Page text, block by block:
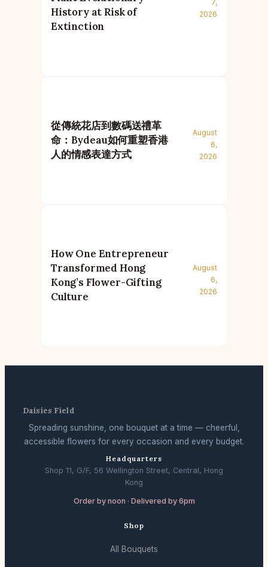
History at Risk of
Extinction
7,
2026
從傳統花店到數碼送禮革
命：Bydeau如何重塑香港
人的情感表達方式
August
6,
2026
How One Entrepreneur
Transformed Hong
Kong’s Flower-Gifting
Culture
August
6,
2026
Daisies Field
Spreading sunshine, one bouquet at a time — cheerful,
accessible flowers for every occasion and every budget.
Headquarters
Shop 11, G/F, 56 Wellington Street, Central, Hong
Kong
Order by noon · Delivered by 6pm
Shop
All Bouquets